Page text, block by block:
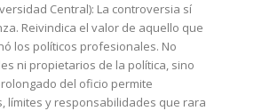
Central): La controversia sí
Reivindica el valor de aquello que
los políticos profesionales. No
ni propietarios de la política, sino
del oficio permite
límites y responsabilidades que rara